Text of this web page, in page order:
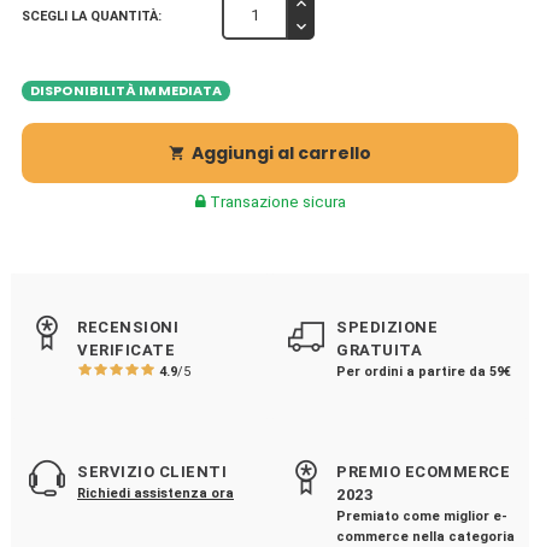
SCEGLI LA QUANTITÀ:
DISPONIBILITÀ IMMEDIATA
 Aggiungi al carrello
Transazione sicura
RECENSIONI
VERIFICATE
4.9/5
SPEDIZIONE
GRATUITA
Per ordini a partire da 59€
SERVIZIO CLIENTI
Richiedi assistenza ora
PREMIO ECOMMERCE
2023
Premiato come miglior e-
commerce nella categoria